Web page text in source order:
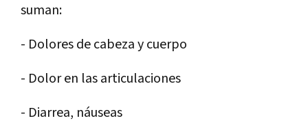
suman:
- Dolores de cabeza y cuerpo
- Dolor en las articulaciones
- Diarrea, náuseas